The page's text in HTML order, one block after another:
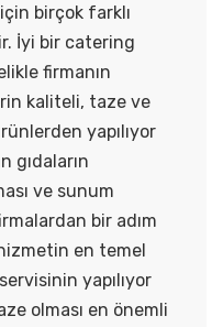
birçok farklı
İyi bir catering
firmanın
kaliteli, taze ve
yapılıyor
gıdaların
ve sunum
bir adım
en temel
yapılıyor
olması en önemli